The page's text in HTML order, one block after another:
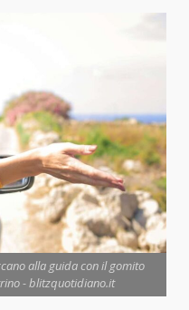
alla guida con il gomito
- blitzquotidiano.it